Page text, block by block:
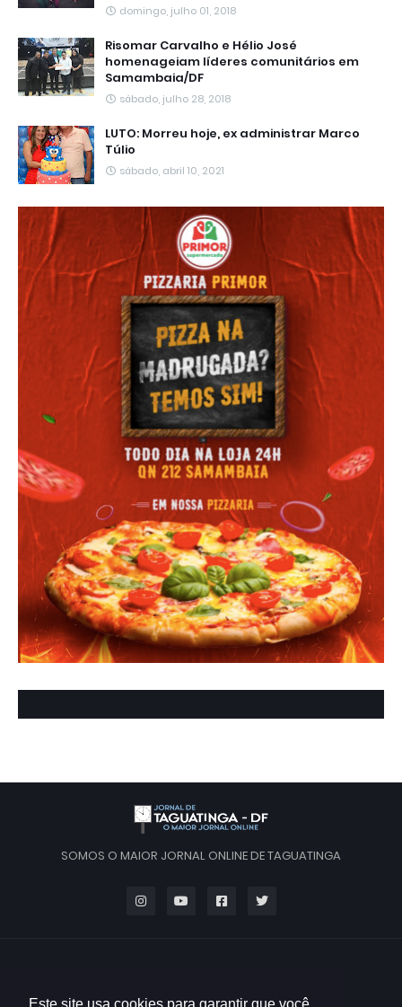
domingo, julho 01, 2018
Risomar Carvalho e Hélio José
homenageiam líderes comunitários em
Samambaia/DF
sábado, julho 28, 2018
LUTO: Morreu hoje, ex administrar Marco
Túlio
sábado, abril 10, 2021
SOMOS O MAIOR JORNAL ONLINE DE TAGUATINGA